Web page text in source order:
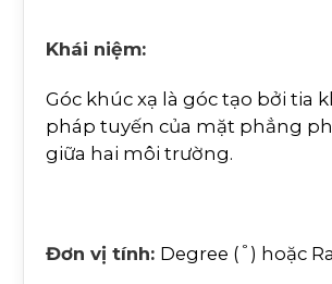
Khái niệm:
Góc khúc xạ là góc tạo bởi tia
pháp tuyến của mặt phẳng
giữa hai môi trường.
Đơn vị tính: Degree ( ° ) hoặc